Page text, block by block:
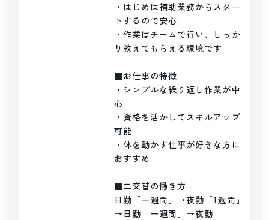
・はじめは補助業務からスター
トするので安心
・作業はチームで行い、しっか
り教えてもらえる環境です
■お仕事の特徴
・シンプルな繰り返し作業が中
心
・資格を活かしてスキルアップ
可能
・体を動かす仕事が好きな方に
おすすめ
■二交替の働き方
日勤「一週間」→夜勤「1週間」
→日勤「一週間」→夜勤